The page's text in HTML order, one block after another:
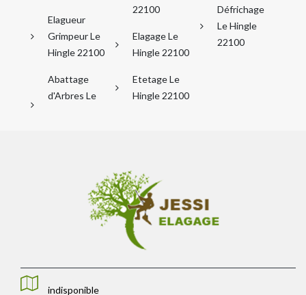
Elagueur
Grimpeur Le
Hingle 22100
Abattage
d'Arbres Le
22100
Elagage Le
Hingle 22100
Etetage Le
Hingle 22100
Défrichage
Le Hingle
22100
indisponible